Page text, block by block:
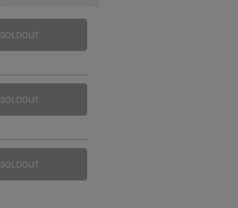
SOLDOUT
SOLDOUT
SOLDOUT